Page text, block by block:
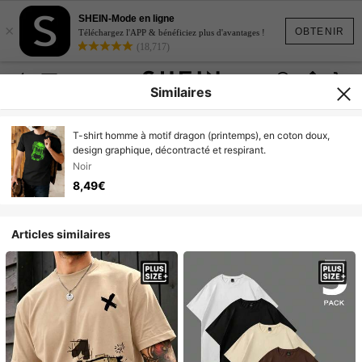
OBTENIR
×
SHEIN-Mode en ligne
Téléchargez l'APP & bénéficiez plus d'avantages !
(18,717)
Similaires
T-shirt homme à motif dragon (printemps), en coton doux,
design graphique, décontracté et respirant.
Noir
8,49€
Articles similaires